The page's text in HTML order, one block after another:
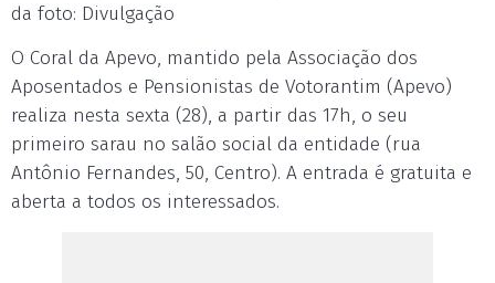
da foto: Divulgação
O Coral da Apevo, mantido pela Associação dos
Aposentados e Pensionistas de Votorantim (Apevo)
realiza nesta sexta (28), a partir das 17h, o seu
primeiro sarau no salão social da entidade (rua
Antônio Fernandes, 50, Centro). A entrada é gratuita e
aberta a todos os interessados.